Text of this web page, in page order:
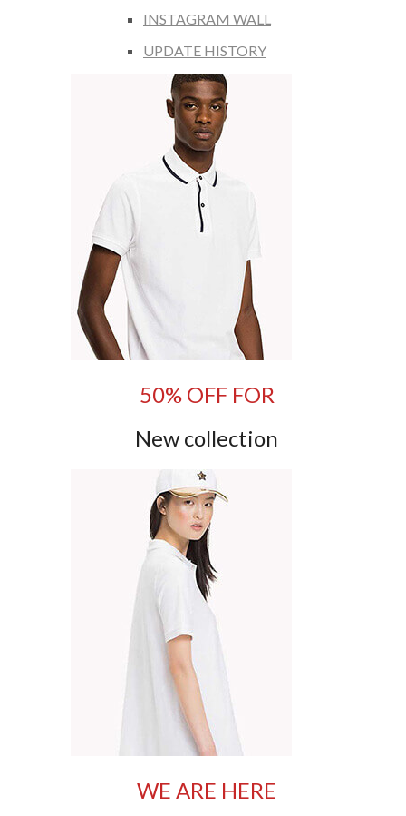
INSTAGRAM WALL
UPDATE HISTORY
50% OFF FOR
New collection
WE ARE HERE